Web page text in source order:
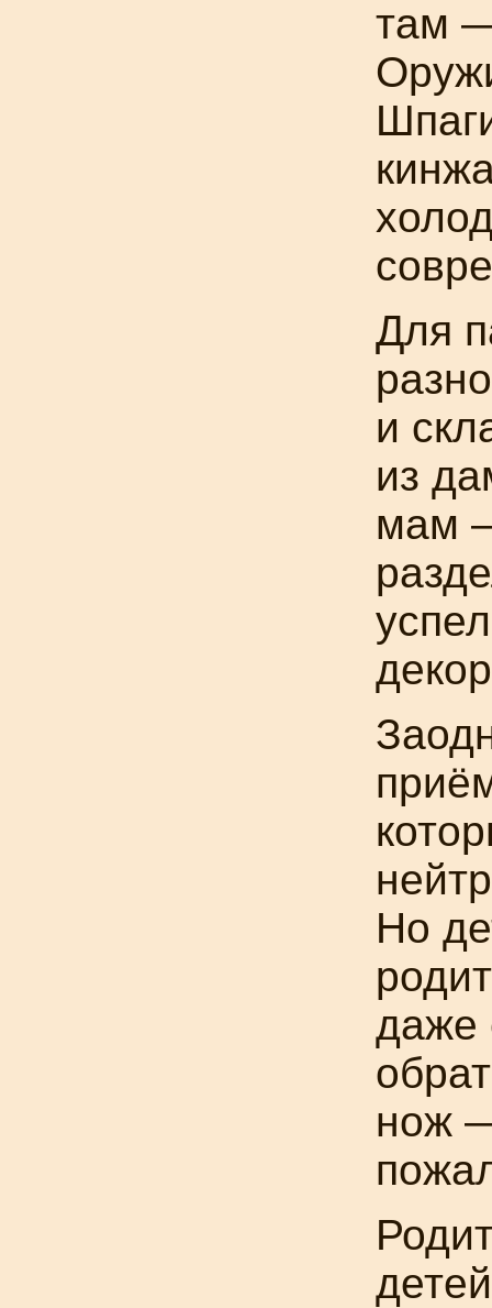
там
Для
и
из
мам
Но
даже
нож